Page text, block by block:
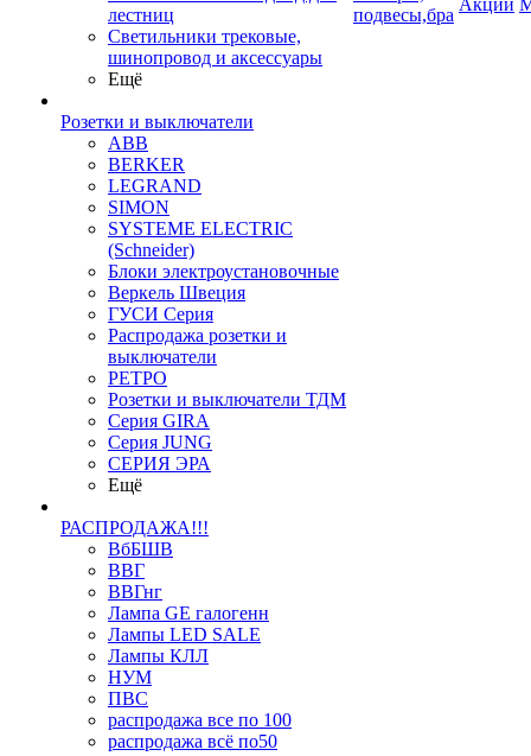
лестниц
Светильники трековые,
шинопровод и аксессуары
Ещё
Розетки и выключатели
ABB
BERKER
LEGRAND
SIMON
SYSTEME ELECTRIC
(Schneider)
Блоки электроустановочные
Веркель Швеция
ГУСИ Серия
Распродажа розетки и
выключатели
РЕТРО
Розетки и выключатели ТДМ
Серия GIRA
Серия JUNG
СЕРИЯ ЭРА
Ещё
РАСПРОДАЖА!!!
ВбБШВ
ВВГ
ВВГнг
Лампа GE галогенн
Лампы LED SALE
Лампы КЛЛ
НУМ
ПВС
распродажа все по 100
распродажа всё по50
подвесы,бра
Акции